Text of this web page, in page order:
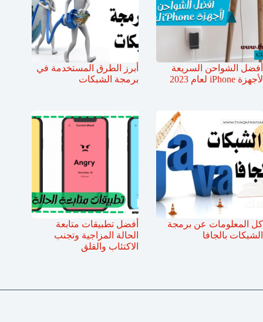
أفضل الشواحن السريعة
لأجهزة iPhone لعام 2023
أبرز الطرق المستخدمة في
برمجة الشبكات
كل المعلومات عن برمجة
الشبكات بالجافا
أفضل تطبيقات متابعة
الحالة المزاجية وتجنب
الاكتئاب والقلق